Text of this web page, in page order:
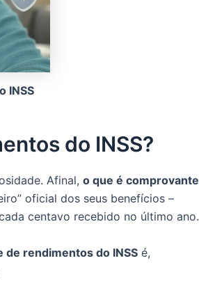
INSS
do INSS?
Afinal, o que é comprovante
oficial dos seus benefícios –
centavo recebido no último ano.
de rendimentos do INSS é,